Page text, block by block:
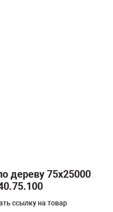
дереву 75х25000